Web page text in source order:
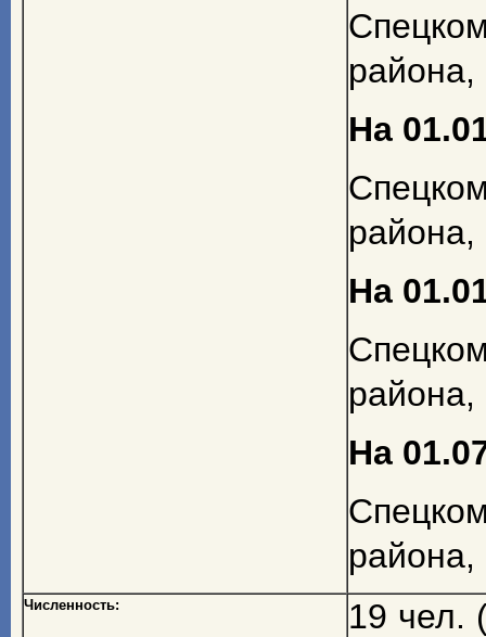
района,
На
района,
На
района,
На
района,
Численность:
19 чел.